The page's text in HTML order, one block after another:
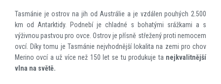
Tasmánie je ostrov na jih od Austrálie a je vzdálen pouhých 2.500
km od Antarktidy. Podnebí je chladné s bohatými srážkami a s
výživnou pastvou pro ovce. Ostrov je přísně střežený proti nemocem
ovcí. Díky tomu je Tasmánie nejvhodnější lokalita na zemi pro chov
Merino ovcí a už více než 150 let se tu produkuje ta nejkvalitnější
vlna na světě.